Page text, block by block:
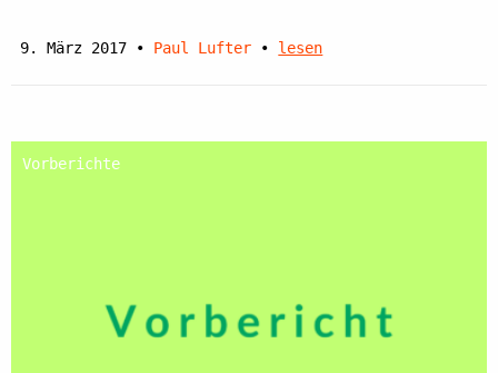
9. März 2017 • Paul Lufter • lesen
Vorberichte